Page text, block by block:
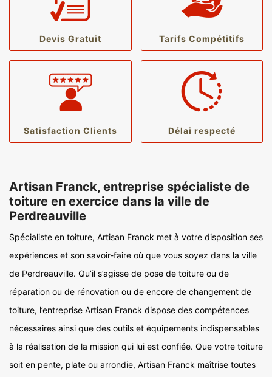
Devis Gratuit Tarifs Compétitifs
Satisfaction Clients Délai respecté
Artisan Franck, entreprise spécialiste de
toiture en exercice dans la ville de
Perdreauville
Spécialiste en toiture, Artisan Franck met à votre disposition ses
expériences et son savoir-faire où que vous soyez dans la ville
de Perdreauville. Qu’il s’agisse de pose de toiture ou de
réparation ou de rénovation ou de encore de changement de
toiture, l’entreprise Artisan Franck dispose des compétences
nécessaires ainsi que des outils et équipements indispensables
à la réalisation de la mission qui lui est confiée. Que votre toiture
soit en pente, plate ou arrondie, Artisan Franck maîtrise toutes